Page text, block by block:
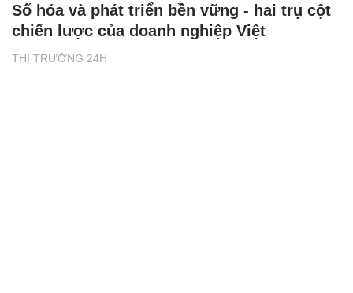
THỊ TRƯỜNG 24H
Số hóa và phát triển bền vững - hai trụ cột
chiến lược của doanh nghiệp Việt